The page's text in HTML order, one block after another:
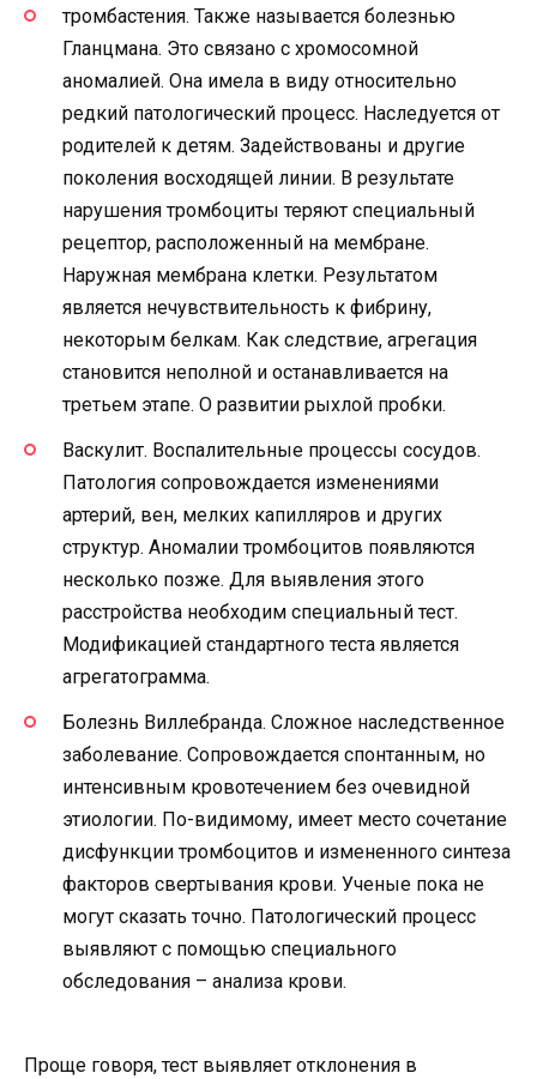
тромбастения. Также называется болезнью
Гланцмана. Это связано с хромосомной
аномалией. Она имела в виду относительно
редкий патологический процесс. Наследуется от
родителей к детям. Задействованы и другие
поколения восходящей линии. В результате
нарушения тромбоциты теряют специальный
рецептор, расположенный на мембране.
Наружная мембрана клетки. Результатом
является нечувствительность к фибрину,
некоторым белкам. Как следствие, агрегация
становится неполной и останавливается на
третьем этапе. О развитии рыхлой пробки.
Васкулит. Воспалительные процессы сосудов.
Патология сопровождается изменениями
артерий, вен, мелких капилляров и других
структур. Аномалии тромбоцитов появляются
несколько позже. Для выявления этого
расстройства необходим специальный тест.
Модификацией стандартного теста является
агрегатограмма.
Болезнь Виллебранда. Сложное наследственное
заболевание. Сопровождается спонтанным, но
интенсивным кровотечением без очевидной
этиологии. По-видимому, имеет место сочетание
дисфункции тромбоцитов и измененного синтеза
факторов свертывания крови. Ученые пока не
могут сказать точно. Патологический процесс
выявляют с помощью специального
обследования – анализа крови.
Проще говоря, тест выявляет отклонения в